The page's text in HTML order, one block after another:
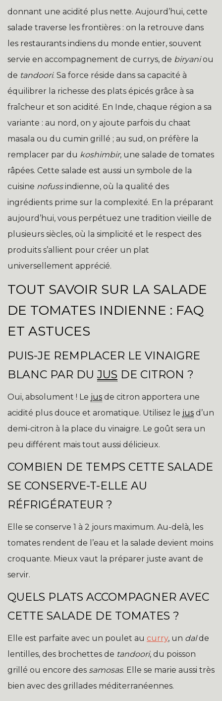
donnant une acidité plus nette. Aujourd’hui, cette
salade traverse les frontières : on la retrouve dans
les restaurants indiens du monde entier, souvent
servie en accompagnement de currys, de biryaniou
de tandoori. Sa force réside dans sa capacité à
équilibrer la richesse des plats épicés grâce à sa
fraîcheur et son acidité. En Inde, chaque région a sa
variante : au nord, on y ajoute parfois du chaat
masala ou du cumin grillé ; au sud, on préfère la
remplacer par du koshimbir, une salade de tomates
râpées. Cette salade est aussi un symbole de la
cuisine nofussindienne, où la qualité des
ingrédients prime sur la complexité. En la préparant
aujourd’hui, vous perpétuez une tradition vieille de
plusieurs siècles, où la simplicité et le respect des
produits s’allient pour créer un plat
universellement apprécié.
TOUT SAVOIR SUR LA SALADE
DE TOMATES INDIENNE : FAQ
ET ASTUCES
PUIS-JE REMPLACER LE VINAIGRE
BLANC PAR DU JUS DE CITRON ?
Oui, absolument ! Le jus de citron apportera une
acidité plus douce et aromatique. Utilisez le jus d’un
demi-citron à la place du vinaigre. Le goût sera un
peu différent mais tout aussi délicieux.
COMBIEN DE TEMPS CETTE SALADE
SE CONSERVE-T-ELLE AU
RÉFRIGÉRATEUR ?
Elle se conserve 1 à 2 jours maximum. Au-delà, les
tomates rendent de l’eau et la salade devient moins
croquante. Mieux vaut la préparer juste avant de
servir.
QUELS PLATS ACCOMPAGNER AVEC
CETTE SALADE DE TOMATES ?
Elle est parfaite avec un poulet au curry, un dalde
lentilles, des brochettes de tandoori, du poisson
grillé ou encore des samosas. Elle se marie aussi très
bien avec des grillades méditerranéennes.